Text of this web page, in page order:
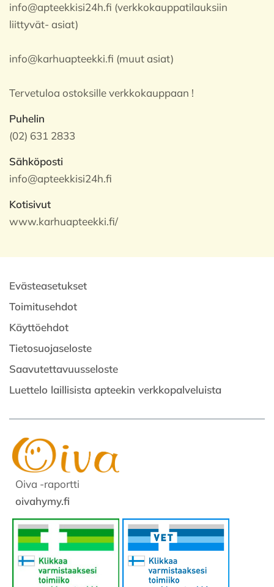
info@apteekkisi24h.fi (verkkokauppatilauksiin
liittyvät- asiat)
info@karhuapteekki.fi (muut asiat)
Tervetuloa ostoksille verkkokauppaan !
Puhelin
(02) 631 2833
Sähköposti
info@apteekkisi24h.fi
Kotisivut
www.karhuapteekki.fi/
Evästeasetukset
Toimitusehdot
Käyttöehdot
Tietosuojaseloste
Saavutettavuusseloste
Luettelo laillisista apteekin verkkopalveluista
Oiva -raportti
oivahymy.fi